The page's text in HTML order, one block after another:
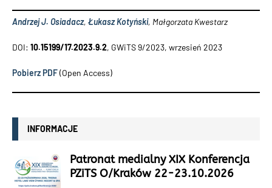
Andrzej J. Osiadacz, Łukasz Kotyński, Małgorzata Kwestarz
DOI: 10.15199/17.2023.9.2, GWiTS 9/2023, wrzesień 2023
Pobierz PDF(Open Access)
INFORMACJE
Patronat medialny XIX Konferencja
PZiTS O/Kraków 22-23.10.2026